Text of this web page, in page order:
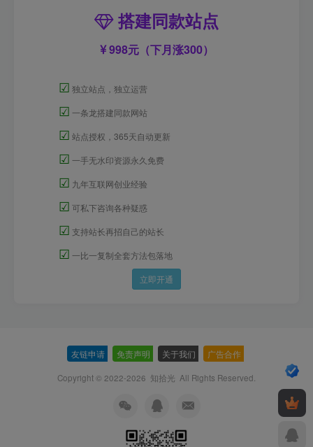
搭建同款站点
998元（下月涨300）
☑ 独立站点，独立运营
☑ 一条龙搭建同款网站
☑ 站点授权，365天自动更新
☑ 一手无水印资源永久免费
☑ 九年互联网创业经验
☑ 可私下咨询各种疑惑
☑ 支持站长再招自己的站长
☑ 一比一复制全套方法包落地
立即开通
友链申请 免责声明 关于我们 广告合作
Copyright © 2022-2026 知拾光 All Rights Reserved.